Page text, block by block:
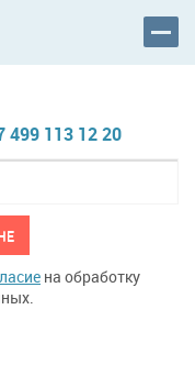
499 113 12 20
на обработку